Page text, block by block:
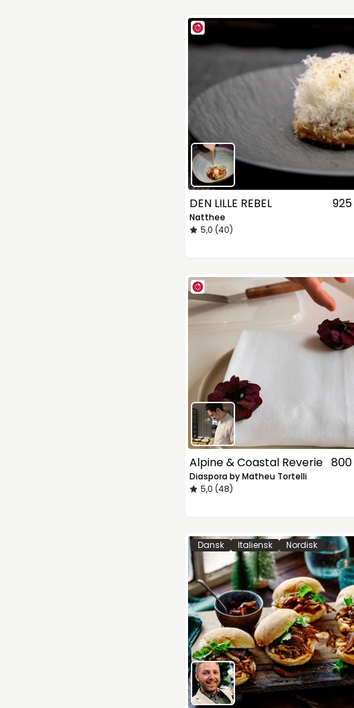
DEN LILLE REBEL
Natthee
5,0 (40)
925
Alpine & Coastal Reverie
Diaspora by Matheu Tortelli
5,0 (48)
800
Dansk Italiensk Nordisk